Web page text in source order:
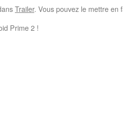
Trailer. Vous pouvez le mettre en
Prime 2 !